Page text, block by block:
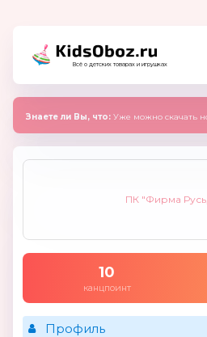
Всё о детских товарах и игрушках
Знаете ли Вы, что: Уже можно скачать новый
ПК "Фирма
10
канцпоинт
Профиль